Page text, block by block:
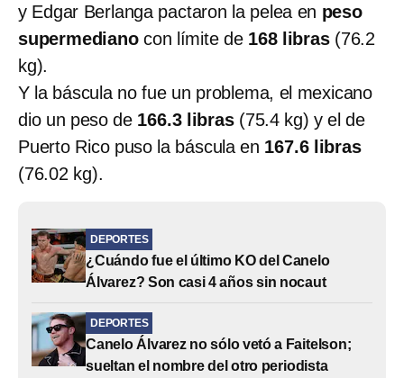
y Edgar Berlanga pactaron la pelea en peso
supermedianocon límite de 168 libras(76.2
kg).
Y la báscula no fue un problema, el mexicano
dio un peso de 166.3 libras (75.4 kg) y el de
Puerto Rico puso la báscula en 167.6 libras
(76.02 kg).
DEPORTES
¿Cuándo fue el último KO del Canelo
Álvarez? Son casi 4 años sin nocaut
DEPORTES
Canelo Álvarez no sólo vetó a Faitelson;
sueltan el nombre del otro periodista